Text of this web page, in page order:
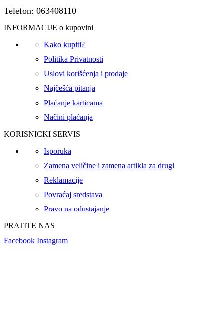
Telefon: 063408110
INFORMACIJE o kupovini
Kako kupiti?
Politika Privatnosti
Uslovi korišćenja i prodaje
Najčešća pitanja
Plaćanje karticama
Načini plaćanja
KORISNICKI SERVIS
Isporuka
Zamena veličine i zamena artikla za drugi
Reklamacije
Povraćaj sredstava
Pravo na odustajanje
PRATITE NAS
Facebook Instagram